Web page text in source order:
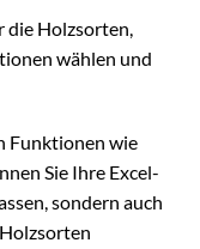
Holzsorten,
wählen und
Funktionen wie
Sie Ihre Excel-
sondern auch